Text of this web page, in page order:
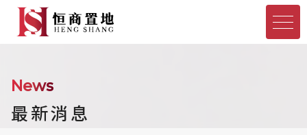
News
最新消息